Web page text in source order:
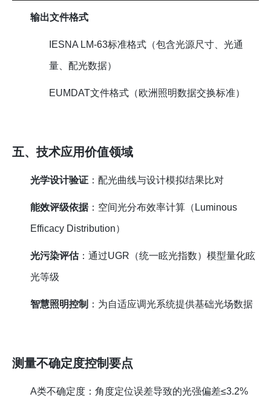
输出文件格式
IESNA LM-63标准格式（包含光源尺寸、光通
量、配光数据）
EUMDAT文件格式（欧洲照明数据交换标准）
五、技术应用价值领域
光学设计验证 ：配光曲线与设计模拟结果比对
能效评级依据：空间光分布效率计算（Luminous
Efficacy Distribution）
光污染评估：通过UGR（统一眩光指数）模型量化眩
光等级
智慧照明控制 ：为自适应调光系统提供基础光场数据
测量不确定度控制要点
A类不确定度：角度定位误差导致的光强偏差≤3.2%